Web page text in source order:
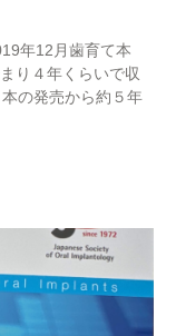
年12月歯育て本
り４年くらいで収
の発売から約５年